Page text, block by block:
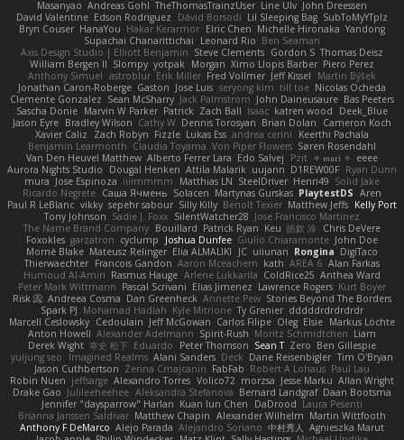
Masanyao Andreas Gohl TheThomasTrainzUser Line Ulv John Dreessen
David Valentine Edson Rodriguez Dávid Borsodi Lil Sleeping Bag SubToMyYTplz
Bryn Couser HanaYou Hakar Kerarmor Elric Chen Michelle Hironaka Yandong
Supachai Chanarittichai
Leonard Rio Ben Seaman
Axis Design Studio | Elliott Benjamin Steve Clements Gordon S Thomas Deisz
William Bergen II Slompy yotpak Morgan Ximo Llopis Barber Piero Perez
Anthony Simuel astroblur Erik Miller Fred Vollmer Jeff Kissel
Martin Býšek
Jonathan Caron-Roberge Gaston Jose Luis seryong kim till toe Nicolas Ocheda
Clemente Gonzalez Sean McSharry Jack Palmstrom John Daineusaure Bas Peeters
Sascha Donie Marvin W Parker Patrick Zach Ball Isaac katren wood
Deek_Blue
Jason Eyre Bradley Wilson Cathy W Dennis Torosyan Brian Dolan
Cameron Koch
Xavier Caliz
Zach Robyn Fizzle Lukas Ess andrea cerini
Keerthi Pachala
Benjamin Learmonth Claudia Toyama Von Piper Flowers Søren Rosendahl
Van Den Heuvel Matthew Alberto Ferrer Lara Edo Salvej Pzit ✧ 𝔪𝔞𝔯𝔦 ✧ eeee
Aurora Nights Studio
Dougal Henken Attila Malarik uujann D1REW00F Ryan Dunn
mura Jose Espinoza iiiimmmm Matthias LN SteelDriver Henri49 Solid Jake
Ricardo Negrete Саша Ячмень Solacen Martynas Gurskas PlaytestDS Aren
Paul R LeBlanc vikky sepehr sabour Silly Killy Benoît Texier Matthew Jeffs Kelly Port
Tony Johnson Sadie J. Foxx SilentWatcher28 Jose Francisco Martinez
The Name Brand Company Bouillard Patrick Ryan Keu 皓欽 涂 Chris DeVere
Foxokles garzatron cyclump Joshua Dunfee Giulio Chiaramonte John Doe
Mornè Blake Mateusz Relinger Elia ALMALIKI JC uiiunan Rongina DigiTaco
Thierwaechter Francois Gandon Aaron Mceachern kath AREA 6 Alan Farkas
Humoud Al-Amiri Rasmus Hauge Arlene Lukkarila ColdRice25 Anthea Ward
Peter Mark Wittmann Pascal Scrivani Elias Jimenez Lawrence Rogers Kurt Boyer
Risk 📀 Andreea Cosma Dan Greenheck Annette Pew Stories Beyond The Borders
Spark PJ Mohamad Hadlah Kyle Mitrione Ty Grenier dddddrdrdrdrdr
Marcell Ceslowsky Cedoulain Jeff McGowan Carlos Filipe Oleg Elsie Markus Löchte
Anton Howell Alexander Adelmann Spirit-Rush Moritz Schmidtchen Liam
Derek Wight 幸史 松下 Eduardo Peter Thomson Sean T Zero Ben Gillespie
yuijung seo
Imagined Realms Alani Sanders Deck Dane Reisenbigler Tim O'Bryan
Jason Cuthbertson Zerina Cmajcanin FabFab Robert A Lohaus Paul Lau
Robin Nuen jeffsarge Alexandro Torres Volico72 morzsa Jesse Marku Allan Wright
Drake Gao Julileeheehee Aleksandra Stefanova Bernard Landgraf Daan Bootsma
Jennifer "daysparrow" Harlan Kuan lun Chen DaDrood Laura Pesenti
Brianna Janssen Saldivar Matthew Chapin Alexander Wilhelm Martin Wittfooth
Anthony F DeMarco Alejo Parada Alejandro Soriano 中村秀人
Agnieszka Marut